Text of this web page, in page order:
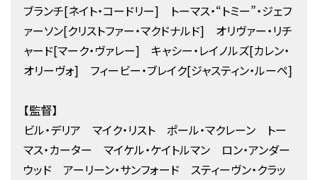
ブランチ[ネイト・コードリー] トーマス・“トミー”・ジェフ
ァーソン[クリストファー・マクドナルド] オリヴァー・リチ
ャード[マーク・ヴァレー] キャシー・レイノルズ[カレン・
オリーヴォ] フィービー・ブレイク[ジャスティン・ルーペ]
【監督】
ビル・デリア マイク・リスト ポール・マクレーン トー
マス・カーター マイケル・ケイトルマン ロン・アンダー
ウッド アーリーン・サンフォード スティーヴン・クラッ